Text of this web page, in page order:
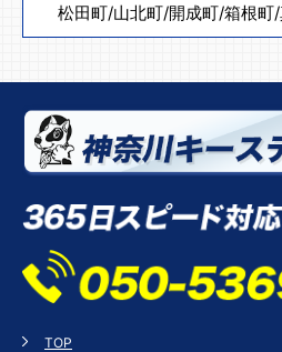
松田町/山北町/開成町/箱根町/
TOP